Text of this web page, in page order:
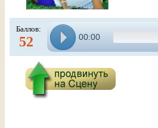
Баллов:
52 00:00